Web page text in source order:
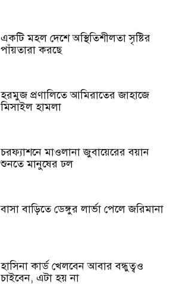
একটি মহল দেশে অস্থিতিশীলতা সৃষ্টির
পাঁয়তারা করছে
হরমুজ প্রণালিতে আমিরাতের জাহাজে
মিসাইল হামলা
চরফ্যাশনে মাওলানা জুবায়েরের বয়ান
শুনতে মানুষের ঢল
বাসা বাড়িতে ডেঙ্গুর লার্ভা পেলে জরিমানা
হাসিনা কার্ড খেলবেন আবার বন্ধুত্বও
চাইবেন, এটা হয় না